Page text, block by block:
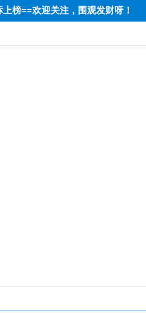
榜==欢迎关注，围观发财呀！